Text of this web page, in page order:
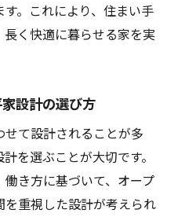
。これにより、住まい手
く快適に暮らせる家を実
設計の選び方
て設計されることが多
を選ぶことが大切です。
き方に基づいて、オープ
重視した設計が考えられ